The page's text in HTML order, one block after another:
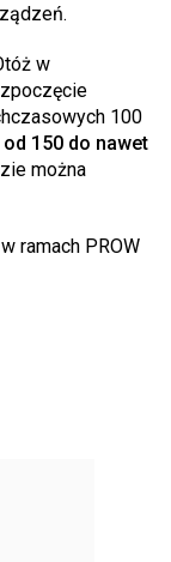
w
100
od 150 do nawet
można
ramach PROW